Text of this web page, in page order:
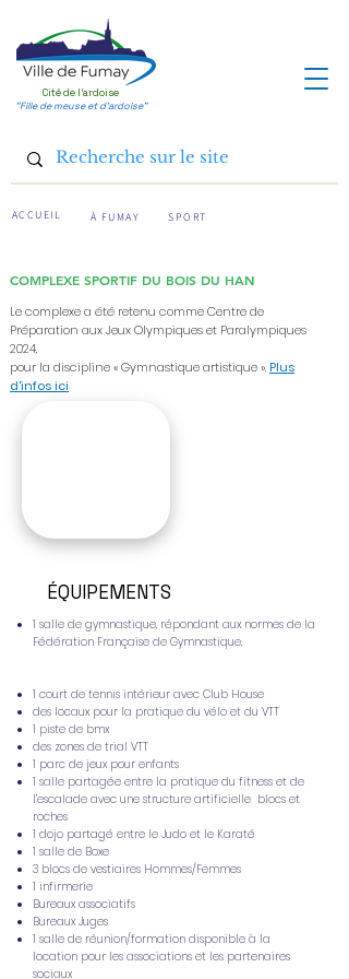
Cité de l'ardoise
"Fille de meuse et d'ardoise"
ACCUEIL À FUMAY SPORT
COMPLEXE SPORTIF DU BOIS DU HAN
Le complexe a été retenu comme Centre de
Préparation aux Jeux Olympiques et Paralympiques
2024,
pour la discipline « Gymnastique artistique ».Plus
d'infos ici
ÉQUIPEMENTS
1 salle de gymnastique, répondant aux normes de la
Fédération Française de Gymnastique,
1 court de tennis intérieur avec Club House
des locaux pour la pratique du vélo et du VTT
1 piste de bmx
des zones de trial VTT
1 parc de jeux pour enfants
1 salle partagée entre la pratique du fitness et de
l’escalade avec une structure artificielle blocs et
roches
1 dojo partagé entre le Judo et le Karaté
1 salle de Boxe
3 blocs de vestiaires Hommes/Femmes
1 infirmerie
Bureaux associatifs
Bureaux Juges
1 salle de réunion/formation disponible à la
location pour les associations et les partenaires
sociaux